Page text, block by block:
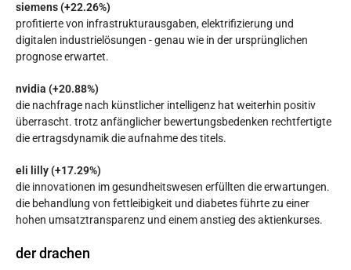
siemens (+22.26%)
profitierte von infrastrukturausgaben, elektrifizierung und
digitalen industrielösungen - genau wie in der ursprünglichen
prognose erwartet.
nvidia (+20.88%)
die nachfrage nach künstlicher intelligenz hat weiterhin positiv
überrascht. trotz anfänglicher bewertungsbedenken rechtfertigte
die ertragsdynamik die aufnahme des titels.
eli lilly (+17.29%)
die innovationen im gesundheitswesen erfüllten die erwartungen.
die behandlung von fettleibigkeit und diabetes führte zu einer
hohen umsatztransparenz und einem anstieg des aktienkurses.
der drachen